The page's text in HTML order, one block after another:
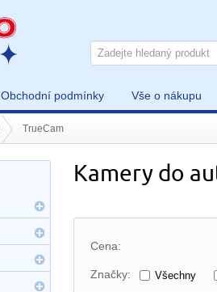
Obchodní podmínky Vše o nákupu
TrueCam
Kamery do
Cena:
Značky: Všechny